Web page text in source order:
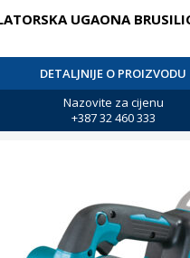
UGAONA
DETALJNIJE O PROIZVODU
Nazovite za cijenu
+387 32 460 333